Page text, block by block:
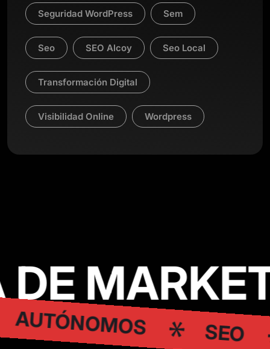
Seguridad WordPress Sem
Seo SEO Alcoy Seo Local
Transformación Digital
Visibilidad Online Wordpress
AUTÓNOMOS SEO